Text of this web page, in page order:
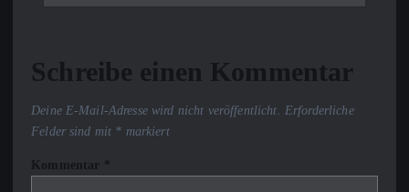
Schreibe einen Kommentar
Deine E-Mail-Adresse wird nicht veröffentlicht.
Erforderliche
Felder sind mit * markiert
Kommentar *